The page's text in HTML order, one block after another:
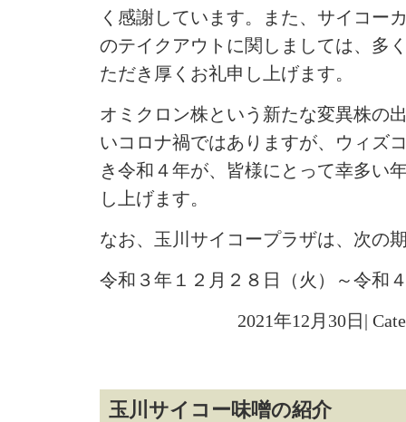
く感謝しています。また、サイコー
のテイクアウトに関しましては、多
ただき厚くお礼申し上げます。
オミクロン株という新たな変異株の
いコロナ禍ではありますが、ウィズ
き令和４年が、皆様にとって幸多い
し上げます。
なお、玉川サイコープラザは、次の
令和３年１２月２８日（火）～令和
2021年12月30日|
玉川サイコー味噌の紹介